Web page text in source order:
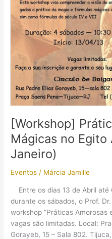
“Antigo
Egito”
[Workshop]
Mágicas no
Janeiro)
Eventos / Márcia Jamille
Entre os dias 13 de Abril até
durante os sábados, o Prof.
workshop “Práticas Amorosas
vagas são limitadas. Local:
Gorayeb, 15 – Sala 802.